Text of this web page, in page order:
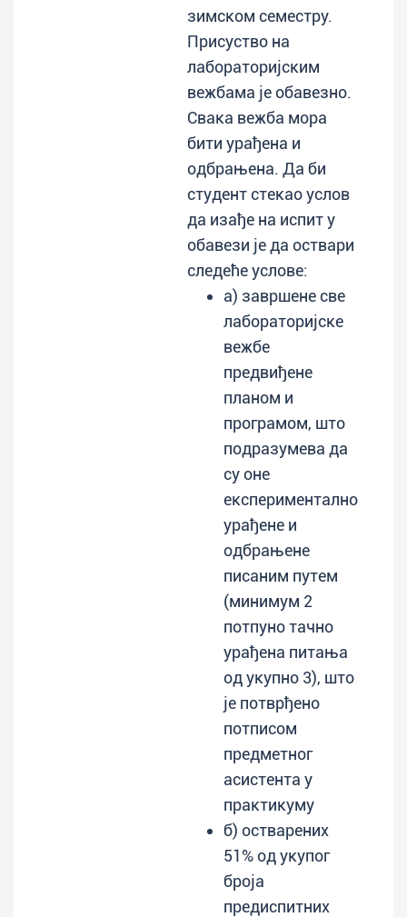
зимском семестру.
Присуство на
лабораторијским
вежбама је обавезно.
Свака вежба мора
бити урађена и
одбрањена. Да би
студент стекао услов
да изађе на испит у
обавези је да оствари
следеће услове:
а) завршене све
лабораторијске
вежбе
предвиђене
планом и
програмом, што
подразумева да
су оне
експериментално
урађене и
одбрањене
писаним путем
(минимум 2
потпуно тачно
урађена питања
од укупно 3), што
је потврђено
потписом
предметног
асистента у
практикуму
б) остварених
51% од укупог
броја
предиспитних